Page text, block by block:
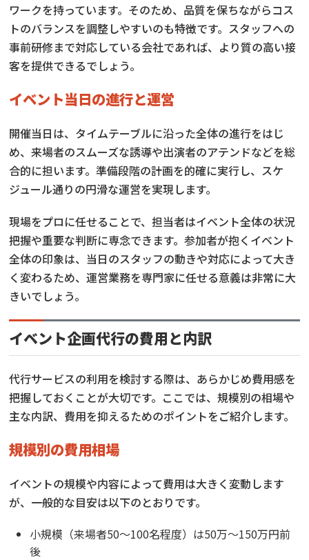
ワークを持っています。そのため、品質を保ちながらコス
トのバランスを調整しやすいのも特徴です。スタッフへの
事前研修まで対応している会社であれば、より質の高い接
客を提供できるでしょう。
イベント当日の進行と運営
開催当日は、タイムテーブルに沿った全体の進行をはじ
め、来場者のスムーズな誘導や出演者のアテンドなどを総
合的に担います。準備段階の計画を的確に実行し、スケ
ジュール通りの円滑な運営を実現します。
現場をプロに任せることで、担当者はイベント全体の状況
把握や重要な判断に専念できます。参加者が抱くイベント
全体の印象は、当日のスタッフの動きや対応によって大き
く変わるため、運営業務を専門家に任せる意義は非常に大
きいでしょう。
イベント企画代行の費用と内訳
代行サービスの利用を検討する際は、あらかじめ費用感を
把握しておくことが大切です。ここでは、規模別の相場や
主な内訳、費用を抑えるためのポイントをご紹介します。
規模別の費用相場
イベントの規模や内容によって費用は大きく変動します
が、一般的な目安は以下のとおりです。
小規模（来場者50〜100名程度）は50万〜150万円前
後